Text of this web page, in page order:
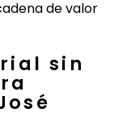
de valor
sin